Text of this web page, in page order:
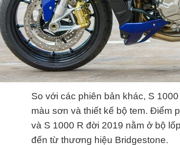
So với các phiên bản khác, S
màu sơn và thiết kế bộ tem. Điểm
và S 1000 R đời 2019 nằm ở bộ
đến từ thương hiệu Bridgestone.